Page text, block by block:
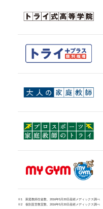
※1 家庭教師生徒数、2016年5月20日産經メディックス調べ
※2 個別直営教室数、2016年5月20日産經メディックス調べ